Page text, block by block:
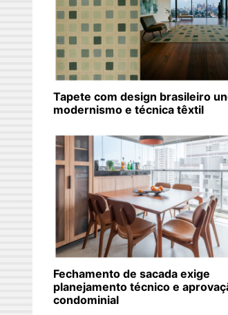
Tapete com design brasileiro
modernismo e técnica têxtil
Fechamento de sacada exige
planejamento técnico e
condominial